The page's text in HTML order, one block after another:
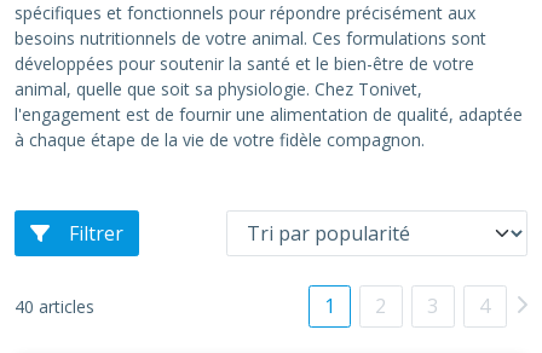
spécifiques et fonctionnels pour répondre précisément aux
besoins nutritionnels de votre animal. Ces formulations sont
développées pour soutenir la santé et le bien-être de votre
animal, quelle que soit sa physiologie. Chez Tonivet,
l'engagement est de fournir une alimentation de qualité, adaptée
à chaque étape de la vie de votre fidèle compagnon.
Filtrer
40 articles 1 2 3 4